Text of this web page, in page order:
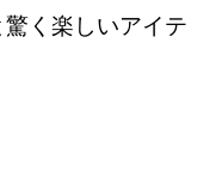
く楽しいアイテ